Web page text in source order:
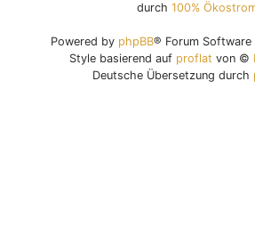
durch 100%
Powered by phpBB® Forum
Style basierend auf proflat von ©
Deutsche Übersetzung durch